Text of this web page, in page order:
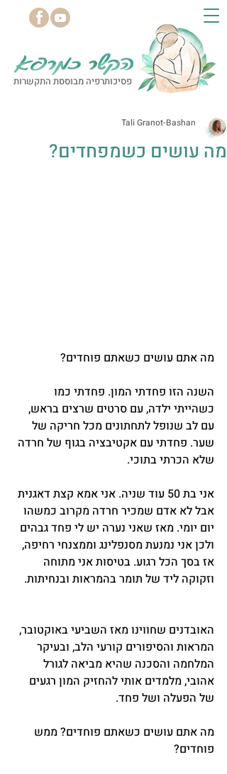
פסיכותרפיה מבוססת התקשרות
מה עושים כשמפחדים?
Tali Granot-Bashan
מה אתם עושים כשאתם פוחדים?
השנה הזו פחדתי המון. פחדתי כמו
כשהייתי ילדה, עם סרטים שרצים בראש,
עם לב שנופל לתחתונים מכל חריקה של
שער. פחדתי עם אקטיבציה בגוף של חרדה
שלא הכרתי בתוכי.
אני בת 50 עוד שניה. אני אמא קצת דאגנית
אבל לא אדם שמכיר חרדה מקרוב כמשהו
יום יומי. מאז שאני נערה יש לי פחד גבהים
ולכן אני נמנעת מסנפלינג וממצנחי רחיפה,
אז בסך הכל רגוע. בטיסות אני מתוחה
וזקוקה ליד של תומר בהמראות ובנחיתות.
האובדנים שחווינו מאז השביעי באוקטובר,
המראות והסיפורים קורעי הלב, ובעיקר
המלחמה והסכנה שהיא מביאה לגורל
אהובי, מלמדים אותי להחזיק המון רגעים
של הפעלה ושל פחד.
מה אתם עושים כשאתם פוחדים? ממש
פוחדים?